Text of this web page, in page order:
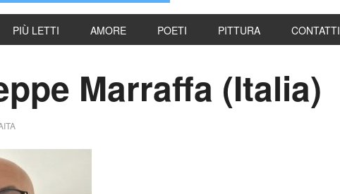
PIÙ LETTI AMORE POETI PITTURA CONTATTI
Marraffa (Italia)